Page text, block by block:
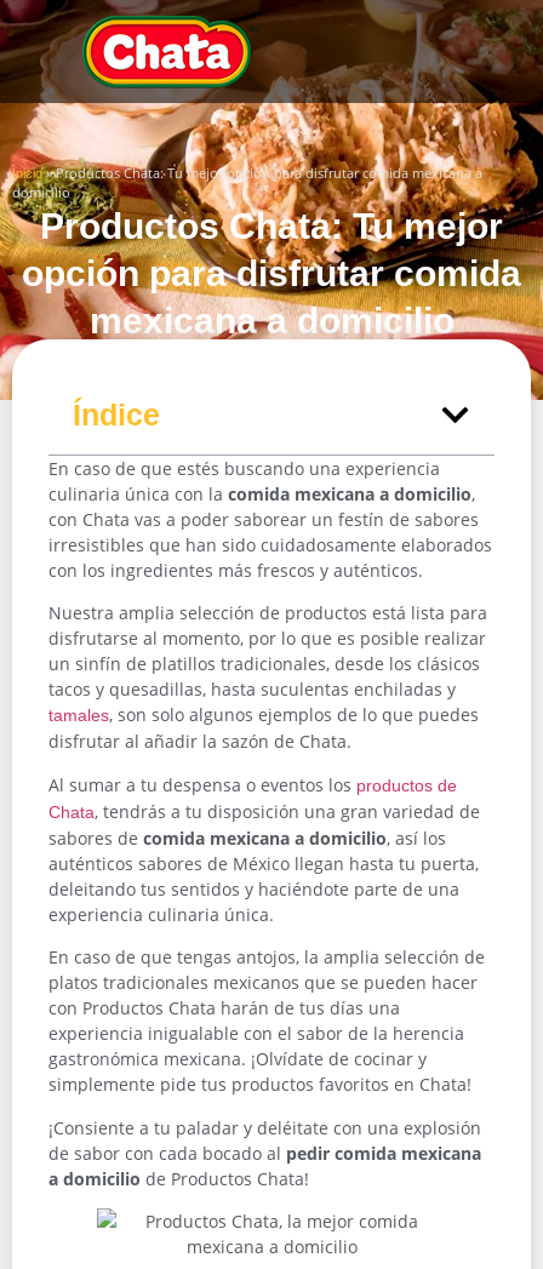
Inicio»Productos Chata: Tu mejor opción para disfrutar comida mexicana a
domicilio
Productos Chata: Tu mejor
opción para disfrutar comida
mexicana a domicilio
Índice
En caso de que estés buscando una experiencia
culinaria única con la comida mexicana a domicilio,
con Chata vas a poder saborear un festín de sabores
irresistibles que han sido cuidadosamente elaborados
con los ingredientes más frescos y auténticos.
Nuestra amplia selección de productos está lista para
disfrutarse al momento, por lo que es posible realizar
un sinfín de platillos tradicionales, desde los clásicos
tacos y quesadillas, hasta suculentas enchiladas y
tamales, son solo algunos ejemplos de lo que puedes
disfrutar al añadir la sazón de Chata.
Al sumar a tu despensa o eventos los productos de
Chata, tendrás a tu disposición una gran variedad de
sabores de comida mexicana a domicilio, así los
auténticos sabores de México llegan hasta tu puerta,
deleitando tus sentidos y haciéndote parte de una
experiencia culinaria única.
En caso de que tengas antojos, la amplia selección de
platos tradicionales mexicanos que se pueden hacer
con Productos Chata harán de tus días una
experiencia inigualable con el sabor de la herencia
gastronómica mexicana. ¡Olvídate de cocinar y
simplemente pide tus productos favoritos en Chata!
¡Consiente a tu paladar y deléitate con una explosión
de sabor con cada bocado al pedir comida mexicana
a domicilio de Productos Chata!